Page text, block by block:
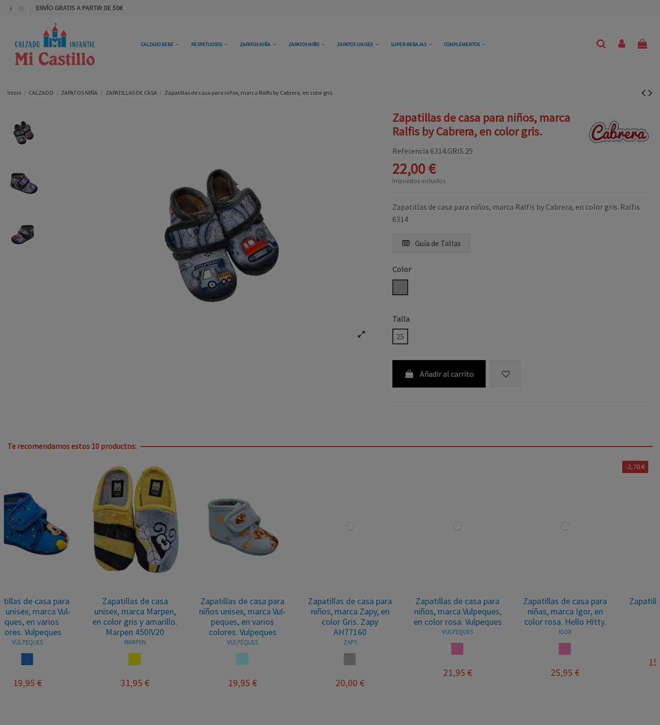
ENVÍO GRATIS A PARTIR DE 50€
CALZADO BEBE RESPETUOSOS ZAPATOS NIÑA ZAPATOS NIÑO ZAPATOS UNISEX SUPER-REBAJAS COMPLEMENTOS
Inicio CALZADO ZAPATOS NIÑA ZAPATILLAS DE CASA Zapatillas de casa para niños, marca Ralfis by Cabrera, en color gris.
Zapatillas de casa para niños, marca
Ralfis by Cabrera, en color gris.
Referencia 6314.GRIS.25
22,00 €
Impuestos incluidos
Zapatillas de casa para niños, marca Ralfis by Cabrera, en color gris. Ralfis
6314
Guía de Tallas
Color
Talla
25
Añadir al carrito
Te recomendamos estos 10 productos:
Zapatillas de casa
unisex, marca Marpen,
en color gris y amarillo.
Marpen 450IV20
Zapatillas de casa para
niños unisex, marca Vul-
peques, en varios
colores. Vulpeques
Zapatillas de casa para
niños, marca Zapy, en
color Gris. Zapy
AH77160
Zapatillas de casa para
niños, marca Vulpeques,
en color rosa. Vulpeques
Zapatillas de casa para
niñas, marca Igor, en
color rosa. Hello Hitty.
Zapatillas de casa niñas
Zapy
ZAPY